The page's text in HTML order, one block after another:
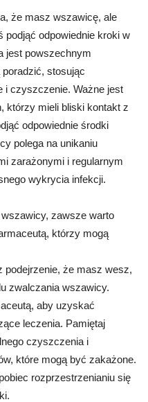
że masz wszawicę, ale
podjąć odpowiednie kroki w
jest powszechnym
stosując
i czyszczenie. Ważne jest
którzy mieli bliski kontakt z
odpowiednie środki
polega na unikaniu
zarażonymi i regularnym
wykrycia infekcji.
zawsze warto
którzy mogą
podejrzenie, że masz wesz,
zwalczania wszawicy.
aby uzyskać
leczenia. Pamiętaj
czyszczenia i
które mogą być zakażone.
rozprzestrzenianiu się